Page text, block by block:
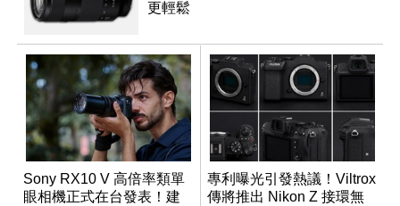
更輕鬆
Sony RX10 V 高倍率類單
眼相機正式在台發表！建
專利曝光引發熱議！Viltrox
傳將推出 Nikon Z 接環無